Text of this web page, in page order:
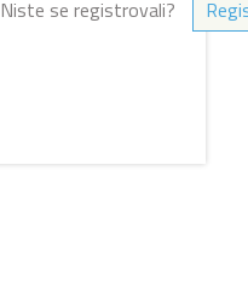
Niste se registrovali?